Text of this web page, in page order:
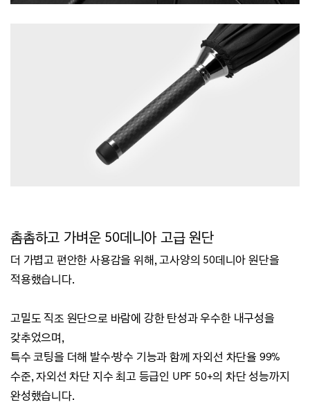
촘촘하고 가벼운 50데니아 고급 원단
더 가볍고 편안한 사용감을 위해, 고사양의 50데니아 원단을
적용했습니다.
고밀도 직조 원단으로 바람에 강한 탄성과 우수한 내구성을
갖추었으며,
특수 코팅을 더해 발수·방수 기능과 함께 자외선 차단율 99%
수준,자외선 차단 지수 최고 등급인 UPF 50+의 차단 성능까지
완성했습니다.